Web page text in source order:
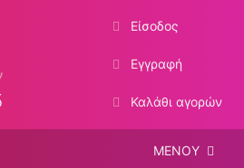
Είσοδος
Εγγραφή
Καλάθι αγορών
ΜΕΝΟΥ